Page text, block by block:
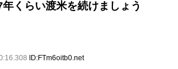
くらい渡米を続けましょう
ID:FTm6oitb0.net